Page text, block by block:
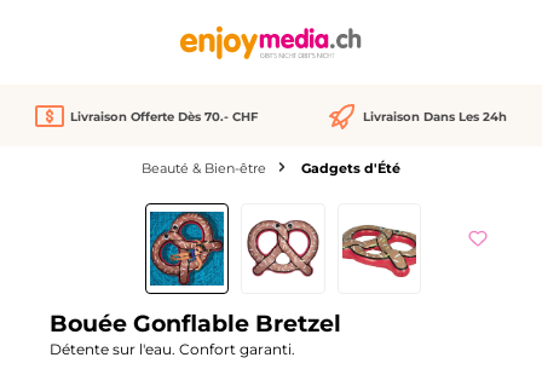
Livraison Offerte Dès 70.- CHF Livraison Dans Les 24h
Beauté & Bien-être Gadgets d'Été
Ignorer la galerie d'images
Bouée Gonflable Bretzel
Détente sur l'eau. Confort garanti.